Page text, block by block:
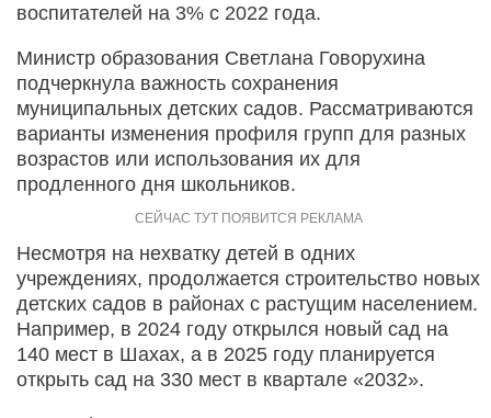
воспитателей на 3% с 2022 года.
Министр образования Светлана Говорухина
подчеркнула важность сохранения
муниципальных детских садов. Рассматриваются
варианты изменения профиля групп для разных
возрастов или использования их для
продленного дня школьников.
Несмотря на нехватку детей в одних
учреждениях, продолжается строительство новых
детских садов в районах с растущим населением.
Например, в 2024 году открылся новый сад на
140 мест в Шахах, а в 2025 году планируется
открыть сад на 330 мест в квартале «2032».